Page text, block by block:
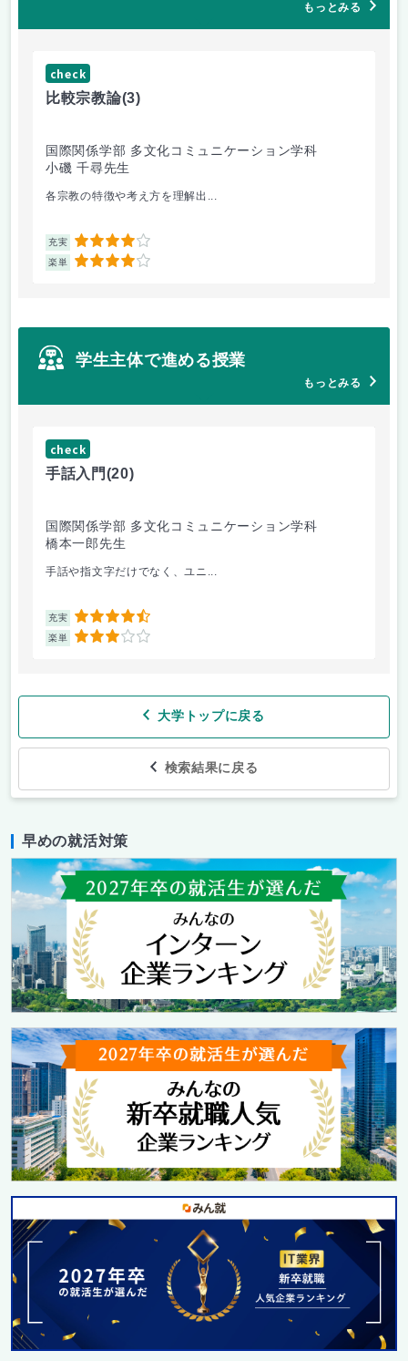
もっとみる
check
比較宗教論(3)
国際関係学部 多文化コミュニケーション学科
小磯 千尋先生
各宗教の特徴や考え方を理解出...
充実 4
楽単 4
学生主体で進める授業
もっとみる
check
手話入門(20)
国際関係学部 多文化コミュニケーション学科
橋本一郎先生
手話や指文字だけでなく、ユニ...
充実 4.5
楽単 3
大学トップに戻る
検索結果に戻る
早めの就活対策